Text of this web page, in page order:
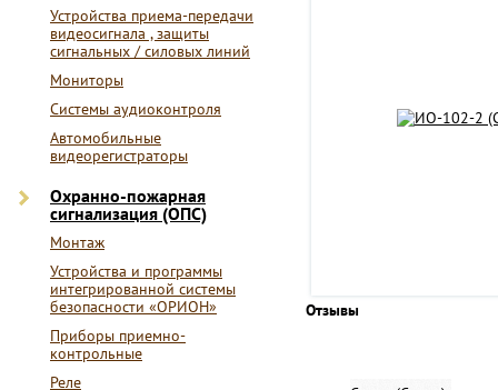
Устройства приема-передачи
видеосигнала , защиты
сигнальных / силовых линий
Мониторы
Системы аудиоконтроля
Автомобильные
видеорегистраторы
Охранно-пожарная
сигнализация (ОПС)
Монтаж
Устройства и программы
интегрированной системы
безопасности «ОРИОН»
Приборы приемно-
контрольные
Реле
Отзывы